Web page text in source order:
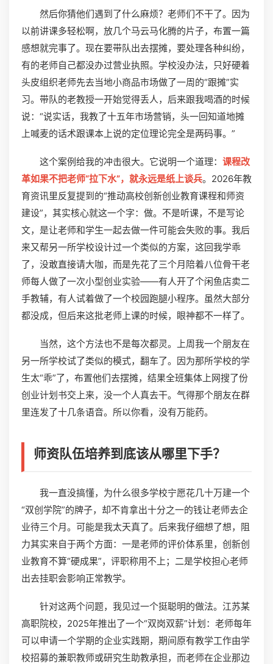
然后你猜他们遇到了什么麻烦？老师们不干了。因为
以前讲课多轻松啊，放几个马云马化腾的片子，布置一篇
感想就完事了。现在要带队出去摆摊，要处理各种纠纷，
有的老师自己都没办过营业执照。学校没办法，只好硬着
头皮组织老师先去当地小商品市场做了一周的“跟摊”实
习。带队的老教授一开始觉得丢人，后来跟我喝酒的时候
说：“说实话，我教了十五年市场营销，头一回知道地摊
上喊麦的话术跟课本上说的定位理论完全是两码事。”
这个案例给我的冲击很大。它说明一个道理： 课程改
革如果不把老师“拉下水”，就永远是纸上谈兵。2026年教
育资讯里反复提到的“推动高校创新创业教育课程和师资
建设”，其实核心就这一个字：做。不是听课，不是写论
文，是让老师和学生一起去做一件可能会失败的事。我后
来又帮另一所学校设计过一个类似的方案，这回我学乖
了，没敢直接请大咖，而是先花了三个月陪着八位骨干老
师每人做了一次小型创业实验——有人开了个闲鱼店卖二
手教辅，有人试着做了一个校园跑腿小程序。虽然大部分
都没成，但后来这批老师上课的时候，眼神都不一样了。
当然，这个方法也不是每次都灵。上周我一个朋友在
另一所学校试了类似的模式，翻车了。因为那所学校的学
生太“乖”了，布置他们去摆摊，结果全班集体上网搜了份
创业计划书交上来，没一个人真去干。气得那个朋友在群
里连发了十几条语音。所以你看，没有万能药。
师资队伍培养到底该从哪里下手？
我一直没搞懂，为什么很多学校宁愿花几十万建一个
“双创学院”的牌子，却不肯拿出十分之一的钱让老师去企
业待三个月。可能是我太天真了。后来我仔细想了想，阻
力其实来自于两个方面：一是老师的评价体系里，创新创
业教育不算“硬成果”，评职称用不上；二是学校担心老师
出去挂职会影响正常教学。
针对这两个问题，我见过一个挺聪明的做法。江苏某
高职院校，2025年推出了一个“双岗双薪”计划：老师每年
可以申请一个学期的企业实践期，期间原有教学工作由学
校招募的兼职教师或研究生助教承担，而老师在企业那边